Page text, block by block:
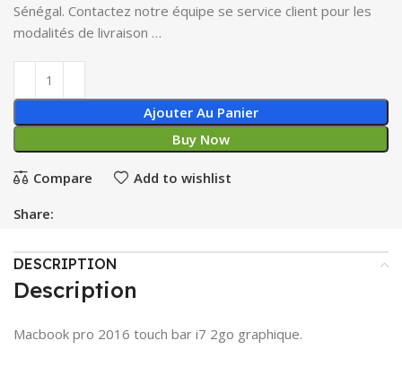
Sénégal. Contactez notre équipe se service client pour les
modalités de livraison …
Ajouter Au Panier
Buy Now
Compare Add to wishlist
Share:
DESCRIPTION
Description
Macbook pro 2016 touch bar i7 2go graphique.